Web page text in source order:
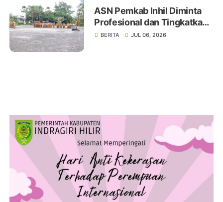
ASN Pemkab Inhil Diminta
Profesional dan Tingkatkan
Pelayanan Publik
BERITA JUL 06, 2026